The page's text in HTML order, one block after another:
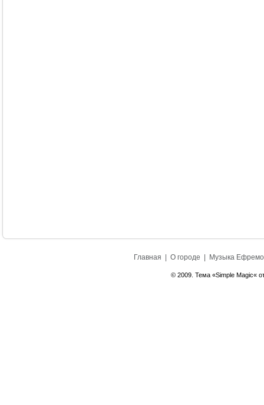
Главная О городе Музыка
© 2009. Тема «Simple Magic«